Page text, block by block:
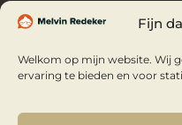
Fijn
Welkom op mijn website. Wij
ervaring te bieden en voor
Spreker
Gastspreker
Over Melvin
Referenties
Webinars